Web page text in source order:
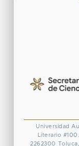
Universidad
Literario
2262300